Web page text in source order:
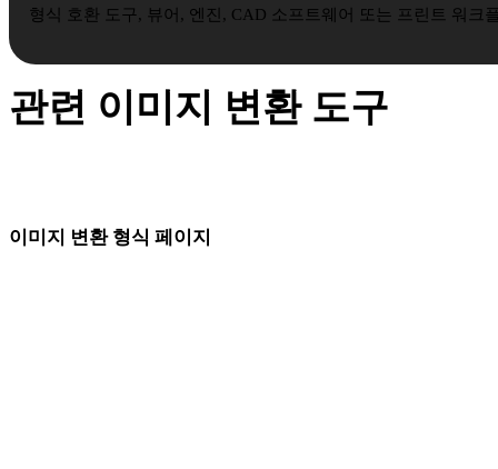
형식 호환 도구, 뷰어, 엔진, CAD 소프트웨어 또는 프린트 워크
관련 이미지 변환 도구
이미지 변환 형식 페이지